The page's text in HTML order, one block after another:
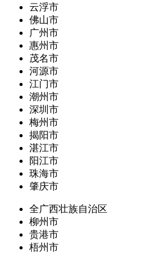
云浮市
佛山市
广州市
惠州市
茂名市
河源市
江门市
潮州市
深圳市
梅州市
揭阳市
湛江市
阳江市
珠海市
肇庆市
全广西壮族自治区
柳州市
贵港市
梧州市